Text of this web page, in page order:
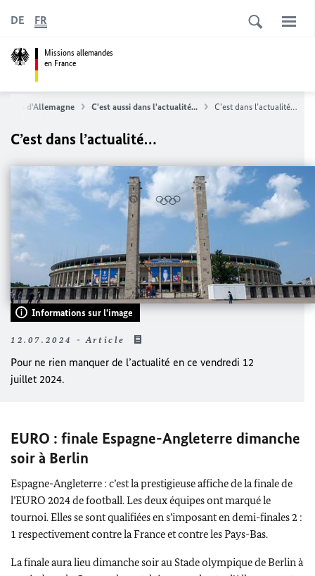
Missions allemandes
en France
DE FR
d'Allemagne C'est aussi dans l'actualité... C’est dans l’actualité…
C’est dans l’actualité…
Informations sur l'image
12.07.2024 - Article
Pour ne rien manquer de l’actualité en ce vendredi 12
juillet 2024.
EURO : finale Espagne-Angleterre dimanche
soir à Berlin
Espagne-Angleterre : c’est la prestigieuse affiche de la finale de
l’EURO 2024 de football. Les deux équipes ont marqué le
tournoi. Elles se sont qualifiées en s’imposant en demi-finales 2 :
1 respectivement contre la France et contre les Pays-Bas.
La finale aura lieu dimanche soir au Stade olympique de Berlin à